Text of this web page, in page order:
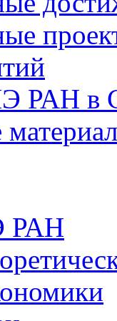
РАН
РАН